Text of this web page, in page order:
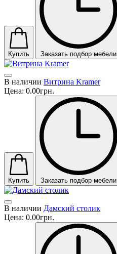
Купить Заказать подбор мебели
В наличии Витрина Kramer
Цена: 0.00грн.
Купить Заказать подбор мебели
В наличии Дамский столик
Цена: 0.00грн.